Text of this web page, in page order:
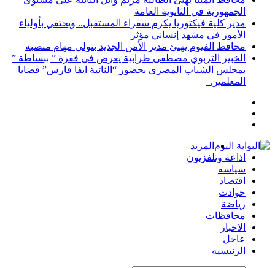
الجمهورية في الثانوية العامة
مدير كلية فيكتوريا يكرم سفراء المستقبل.. ويحتفي بأولياء
الأمور في مشهد إنساني مؤثر
محافظ الفيوم يهنئ مدير الأمن الجديد بتولي مهام منصبه
الخبير التربوي مصطفى طرابية يعرض فى فقرة ” ببساطة ”
بمجلس الشباب المصرى بحضور “النائبة ايفا فارس” قضايا
المعلمين
المزيد
اذاعة وتلفزيون
سياسه
اقتصاد
حوادث
رياضة
محافظات
الاخبار
عاجل
الرئيسيه